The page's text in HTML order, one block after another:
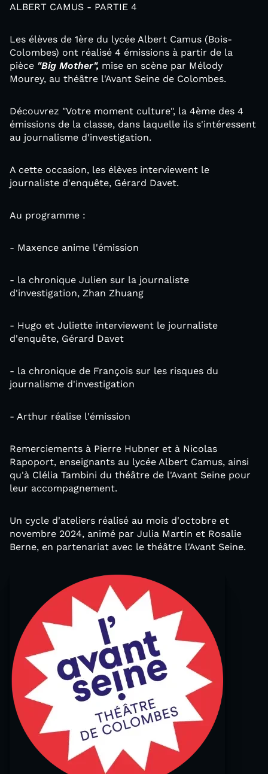
ALBERT CAMUS - PARTIE 4
Les élèves de 1ère du lycée Albert Camus (Bois-
Colombes) ont réalisé 4 émissions à partir de la
pièce "Big Mother", mise en scène par Mélody
Mourey, au théâtre l'Avant Seine de Colombes.
Découvrez "Votre moment culture", la 4ème des 4
émissions de la classe, dans laquelle ils s'intéressent
au journalisme d'investigation.
A cette occasion, les élèves interviewent le
journaliste d'enquête, Gérard Davet.
Au programme :
- Maxence anime l'émission
- la chronique Julien sur la journaliste
d'investigation, Zhan Zhuang
- Hugo et Juliette interviewent le journaliste
d'enquête, Gérard Davet
- la chronique de François sur les risques du
journalisme d'investigation
- Arthur réalise l'émission
Remerciements à Pierre Hubner et à Nicolas
Rapoport, enseignants au lycée Albert Camus, ainsi
qu'à Clélia Tambini du théâtre de l'Avant Seine pour
leur accompagnement.
Un cycle d'ateliers réalisé au mois d'octobre et
novembre 2024, animé par Julia Martin et Rosalie
Berne, en partenariat avec le théâtre l'Avant Seine.